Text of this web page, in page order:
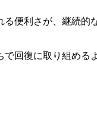
便利さが、継続的
回復に取り組める